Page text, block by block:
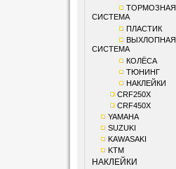
ТОРМОЗНАЯ
СИСТЕМА
ПЛАСТИК
ВЫХЛОПНАЯ
СИСТЕМА
КОЛЁСА
ТЮНИНГ
НАКЛЕЙКИ
CRF250X
CRF450X
YAMAHA
SUZUKI
KAWASAKI
KTM
НАКЛЕЙКИ